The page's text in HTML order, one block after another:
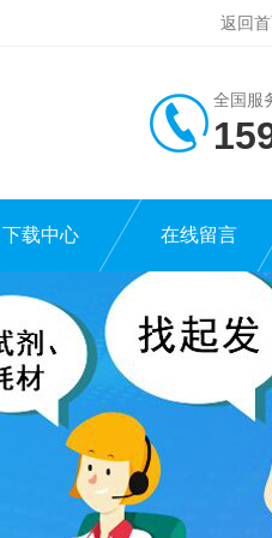
返回
全国服
下载中心 在线留言